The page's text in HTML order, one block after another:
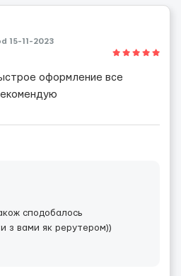
15-11-2023
оформление все
сподобалось
з вами як рерутером))